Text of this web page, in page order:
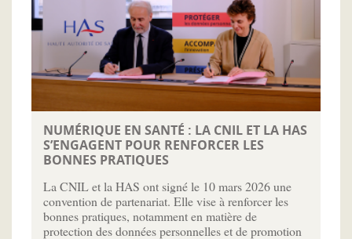
NUMÉRIQUE EN SANTÉ : LA CNIL ET LA HAS
S’ENGAGENT POUR RENFORCER LES
BONNES PRATIQUES
La CNIL et la HAS ont signé le 10 mars 2026 une
convention de partenariat. Elle vise à renforcer les
bonnes pratiques, notamment en matière de
protection des données personnelles et de promotion